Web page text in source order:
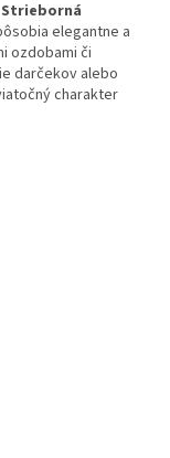
Strieborná
elegantne a
ozdobami či
darčekov alebo
charakter